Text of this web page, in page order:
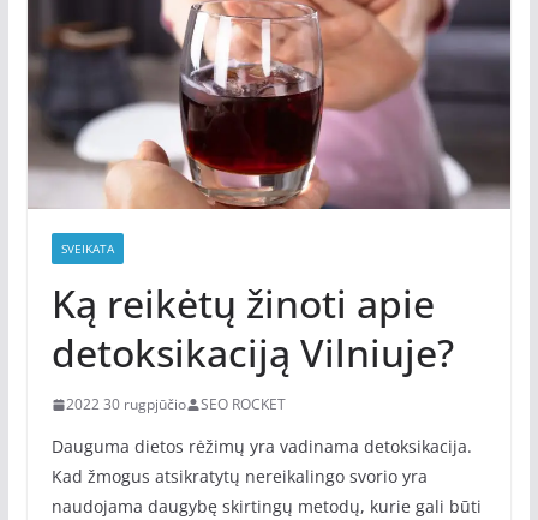
SVEIKATA
Ką reikėtų žinoti apie
detoksikaciją Vilniuje?
2022 30 rugpjūčio SEO ROCKET
Dauguma dietos rėžimų yra vadinama detoksikacija.
Kad žmogus atsikratytų nereikalingo svorio yra
naudojama daugybę skirtingų metodų, kurie gali būti